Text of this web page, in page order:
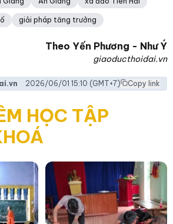
giải pháp tăng trưởng
Theo Yến Phương - Như Ý
giaoducthoidai.vn
2026/06/01 15:10 (GMT+7) Copy link
HỌC TẬP